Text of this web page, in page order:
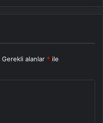
Gerekli alanlar * ile